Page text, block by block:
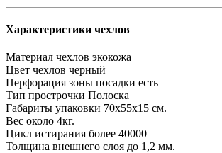
Характеристики чехлов
Материал чехлов экокожа
Цвет чехлов черный
Перфорация зоны посадки есть
Тип прострочки Полоска
Габариты упаковки 70х55х15 см.
Вес около 4кг.
Цикл истирания более 40000
Толщина внешнего слоя до 1,2 мм.